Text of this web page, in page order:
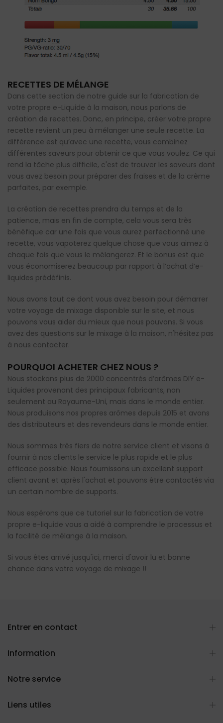
RECETTES DE MÉLANGE
Dans cette section de notre guide sur la fabrication de
votre propre e-Liquide à la maison, nous parlons de
création de recettes. Donc, en principe, créer votre propre
recette revient un peu à mélanger une seule recette. La
différence est qu’avec une recette, vous combinez
différentes saveurs pour obtenir ce que vous voulez. Ce qui
rend la tâche plus difficile, c'est de trouver les saveurs dont
vous avez besoin pour préparer des fraises et de la crème
parfaites, par exemple.
La création de recettes prendra du temps et de la
patience, mais en fin de compte, cela vous sera très
bénéfique car une fois que vous aurez perfectionné une
recette, vous vapoterez quelque chose que vous aimez à
chaque fois que vous le mélangerez. Et le bonus est que
vous économiserez beaucoup par rapport à l’achat d’e-
liquides prédéfinis.
Nous avons tout ce dont vous avez besoin pour démarrer
votre voyage de mixage disponible sur le site, et nous
pouvons vous aider du mieux que nous pouvons. Si vous
avez des questions sur le mixage à la maison, n'hésitez pas
à nous contacter.
POURQUOI ACHETER CHEZ NOUS ?
Nous stockons plus de 2000 concentrés d’arômes DIY e-
Liquides provenant des principaux fabricants, non
seulement au Royaume-Uni, mais dans le monde entier.
Nous produisons nos propres arômes depuis 2015 et avons
des distributeurs et des revendeurs dans le monde entier.
Nous sommes très fiers de notre service client et visons à
fournir à nos clients le service le plus rapide et le plus
efficace possible. Nous fournissons un excellent support
client avant et après l'achat et pouvons être contactés via
un certain nombre de supports.
Nous espérons que ce tutoriel sur la fabrication de votre
propre e-liquide vous a aidé à comprendre le processus et
la facilité de mélange à la maison.
Si vous êtes arrivé jusqu'ici, merci d'avoir lu et bonne
chance dans votre voyage de mixage !!
Entrer en contact
Information
Notre service
Liens utiles